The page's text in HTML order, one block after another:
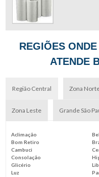
REGIÕES
ATENDE
Região Central Zona
Zona Leste Grande São
Aclimação
Bom Retiro
Cambuci
Consolação
Glicério
Luz